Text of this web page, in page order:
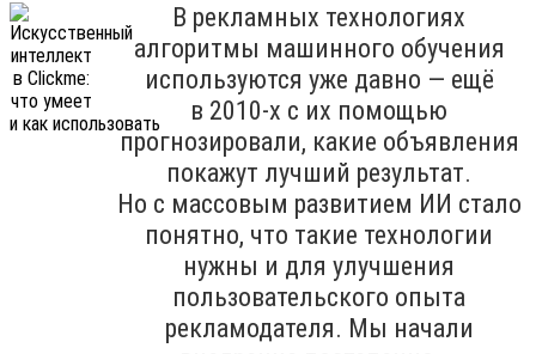
В рекламных технологиях
алгоритмы машинного обучения
используются уже давно — ещё
в 2010-х с их помощью
прогнозировали, какие объявления
покажут лучший результат.
Но с массовым развитием ИИ стало
понятно, что такие технологии
нужны и для улучшения
пользовательского опыта
рекламодателя. Мы начали